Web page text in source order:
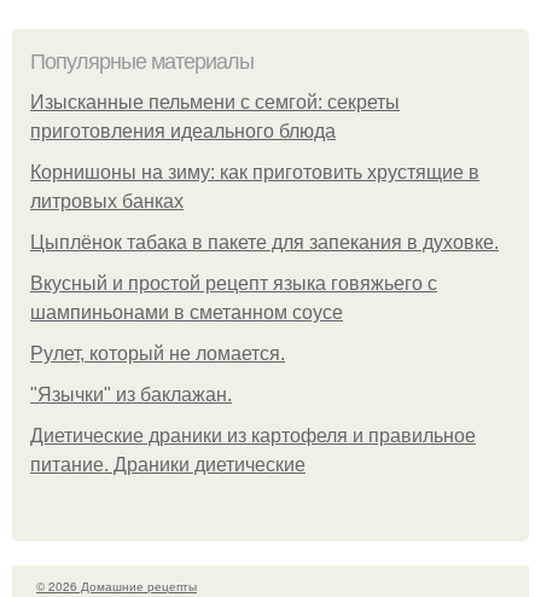
Популярные материалы
Изысканные пельмени с семгой: секреты
приготовления идеального блюда
Корнишоны на зиму: как приготовить хрустящие в
литровых банках
Цыплёнок табака в пакете для запекания в духовке.
Вкусный и простой рецепт языка говяжьего с
шампиньонами в сметанном соусе
Рулет, который не ломается.
"Язычки" из баклажан.
Диетические драники из картофеля и правильное
питание. Драники диетические
© 2026 Домашние рецепты